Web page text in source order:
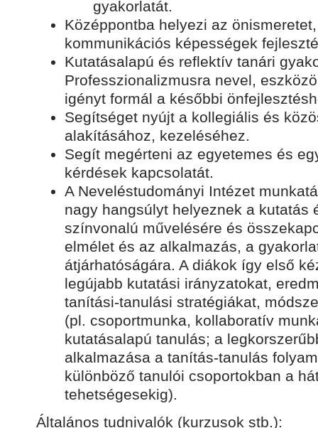
gyakorlatát.
Középpontba helyezi az
kommunikációs képességek
Kutatásalapú és reflektív tanári
Professzionalizmusra nevel,
igényt formál a későbbi
Segítséget nyújt a kollegiális és
alakításához, kezeléséhez.
Segít megérteni az egyetemes és
kérdések kapcsolatát.
A Neveléstudományi Intézet
nagy hangsúlyt helyeznek a kutatás
színvonalú művelésére és
elmélet és az alkalmazás, a
átjárhatóságára. A diákok így első
legújabb kutatási irányzatokat,
tanítási-tanulási stratégiákat,
(pl. csoportmunka, kollaboratív
kutatásalapú tanulás; a
alkalmazása a tanítás-tanulás
különböző tanulói csoportokban a
tehetségesekig).
Általános tudnivalók (kurzusok stb.):